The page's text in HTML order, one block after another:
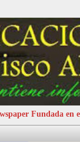
Fundada en